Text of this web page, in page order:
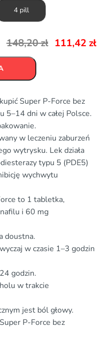
4 pill
148,20zł 111,42 zł
Super P-Force bez
5–14 dni w całej Polsce.
w leczeniu zaburzeń
wytrysku. Lek działa
typu 5 (PDE5)
wychwytu
to 1 tabletka,
i 60 mg
doustna.
w czasie 1–3 godzin
godzin.
w trakcie
jest ból głowy.
P-Force bez